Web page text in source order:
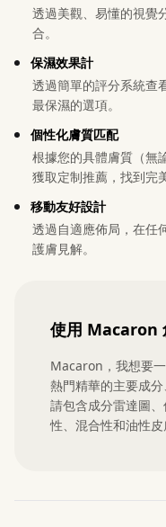
透過美觀、易懂的視覺
合。
保濕效果計
透過簡單的評分系統查
最保濕的選項。
個性化膚質匹配
根據您的具體膚質（無
獲取定制推薦，找到完
移動友好設計
透過自適應佈局，在任
護膚見解。
使用 Macaron
Macaron，我想要
熱門精華的主要成分
請包含成分雷達圖
性、混合性和油性皮